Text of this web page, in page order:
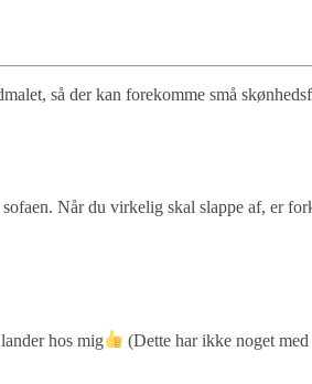
så der kan forekomme små
Når du virkelig skal slappe af, er
hos mig
(Dette har ikke noget